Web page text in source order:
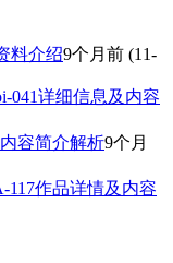
料介绍9个月前 (11-
041详细信息及内容
容简介解析9个月
117作品详情及内容